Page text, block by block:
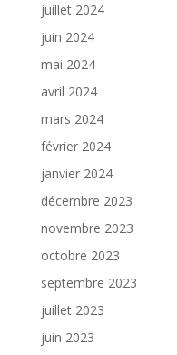
juillet 2024
juin 2024
mai 2024
avril 2024
mars 2024
février 2024
janvier 2024
décembre 2023
novembre 2023
octobre 2023
septembre 2023
juillet 2023
juin 2023